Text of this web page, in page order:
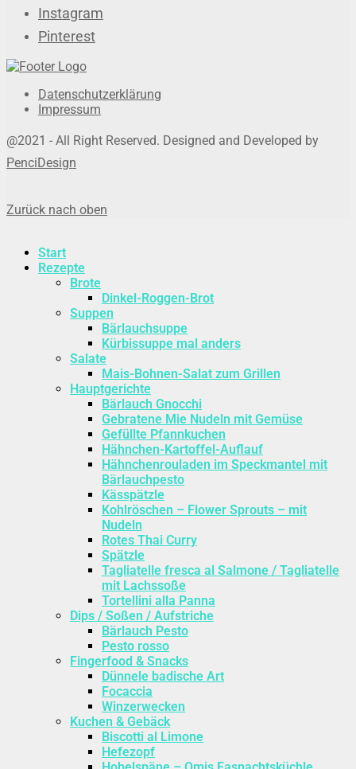
Instagram
Pinterest
Datenschutzerklärung
Impressum
@2021 - All Right Reserved. Designed and Developed by
PenciDesign
Zurück nach oben
Start
Rezepte
Brote
Dinkel-Roggen-Brot
Suppen
Bärlauchsuppe
Kürbissuppe mal anders
Salate
Mais-Bohnen-Salat zum Grillen
Hauptgerichte
Bärlauch Gnocchi
Gebratene Mie Nudeln mit Gemüse
Gefüllte Pfannkuchen
Hähnchen-Kartoffel-Auflauf
Hähnchenrouladen im Speckmantel mit
Bärlauchpesto
Kässpätzle
Kohlröschen – Flower Sprouts – mit
Nudeln
Rotes Thai Curry
Spätzle
Tagliatelle fresca al Salmone / Tagliatelle
mit Lachssoße
Tortellini alla Panna
Dips / Soßen / Aufstriche
Bärlauch Pesto
Pesto rosso
Fingerfood & Snacks
Dünnele badische Art
Focaccia
Winzerwecken
Kuchen & Gebäck
Biscotti al Limone
Hefezopf